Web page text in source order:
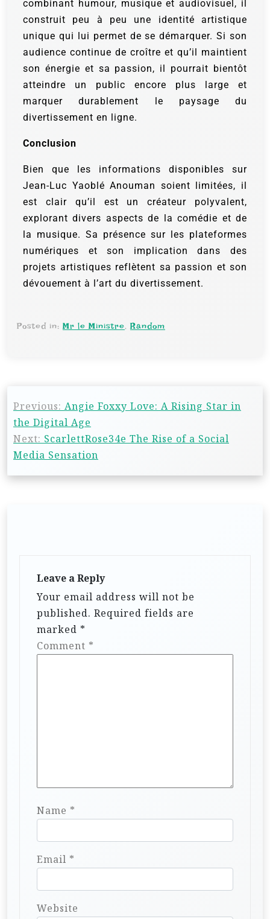
combinant humour, musique et audiovisuel, il
construit peu à peu une identité artistique
unique qui lui permet de se démarquer. Si son
audience continue de croître et qu’il maintient
son énergie et sa passion, il pourrait bientôt
atteindre un public encore plus large et
marquer durablement le paysage du
divertissement en ligne.
Conclusion
Bien que les informations disponibles sur
Jean-Luc Yaoblé Anouman soient limitées, il
est clair qu’il est un créateur polyvalent,
explorant divers aspects de la comédie et de
la musique. Sa présence sur les plateformes
numériques et son implication dans des
projets artistiques reflètent sa passion et son
dévouement à l’art du divertissement.
Posted in: Mr le Ministre,Random
Previous: Angie Foxxy Love: A Rising Star in
the Digital Age
Next: ScarlettRose34e The Rise of a Social
Media Sensation
Leave a Reply
Your email address will not be
published. Required fields are
marked *
Comment *
Name *
Email *
Website